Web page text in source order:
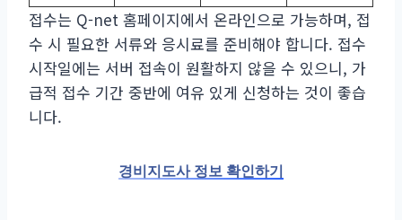
접수는 Q-net 홈페이지에서 온라인으로 가능하며, 접
수 시 필요한 서류와 응시료를 준비해야 합니다. 접수
시작일에는 서버 접속이 원활하지 않을 수 있으니, 가
급적 접수 기간 중반에 여유 있게 신청하는 것이 좋습
니다.
경비지도사 정보 확인하기